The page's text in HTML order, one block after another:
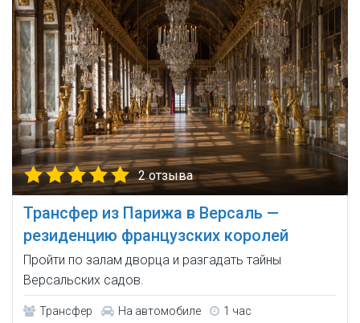
2 отзыва
Трансфер из Парижа в Версаль —
резиденцию французских королей
Пройти по залам дворца и разгадать тайны
Версальских садов.
Трансфер На автомобиле 1 час